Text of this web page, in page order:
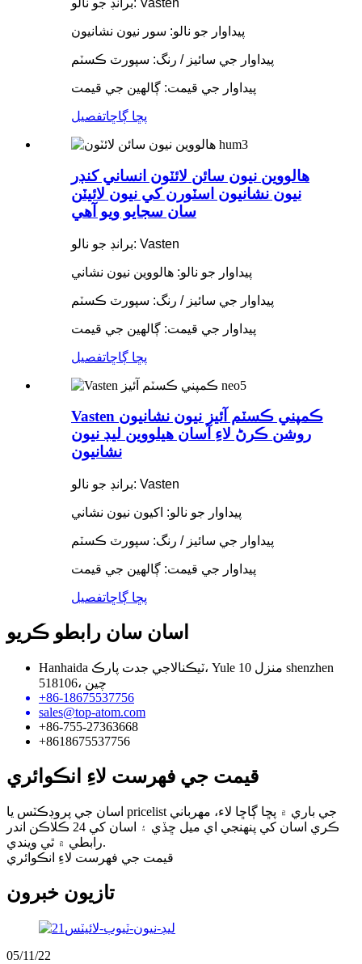
برانڊ جو نالو: Vasten
پيداوار جو نالو: سور نيون نشانيون
پيداوار جي سائيز / رنگ: سپورٽ ڪسٽم
پيداوار جي قيمت: ڳالهين جي قيمت
پڇا ڳاڇاتفصيل
هالووین نيون سائن لائٽون انساني کنڊر
نيون نشانيون اسٽورن کي نيون لائيٽن
سان سجايو ويو آهي
برانڊ جو نالو: Vasten
پيداوار جو نالو: هالووین نيون نشاني
پيداوار جي سائيز / رنگ: سپورٽ ڪسٽم
پيداوار جي قيمت: ڳالهين جي قيمت
پڇا ڳاڇاتفصيل
Vasten ڪمپني ڪسٽم آئيز نيون نشانيون
روشن ڪرڻ لاءِ آسان هيلووين ليڊ نيون
نشانيون
برانڊ جو نالو: Vasten
پيداوار جو نالو: اکيون نيون نشاني
پيداوار جي سائيز / رنگ: سپورٽ ڪسٽم
پيداوار جي قيمت: ڳالهين جي قيمت
پڇا ڳاڇاتفصيل
اسان سان رابطو ڪريو
Hanhaida ٽيڪنالاجي جدت پارڪ، Yule 10 منزل shenzhen
518106، چين
+86-18675537756
sales@top-atom.com
+86-755-27363668
+8618675537756
قيمت جي فهرست لاءِ انڪوائري
اسان جي پروڊڪٽس يا pricelist جي باري ۾ پڇا ڳاڇا لاء، مهرباني
ڪري اسان کي پنهنجي اي ميل ڇڏي ۽ اسان کي 24 ڪلاڪن اندر
رابطي ۾ ٿي ويندي.
قيمت جي فهرست لاءِ انڪوائري
تازيون خبرون
05/11/22